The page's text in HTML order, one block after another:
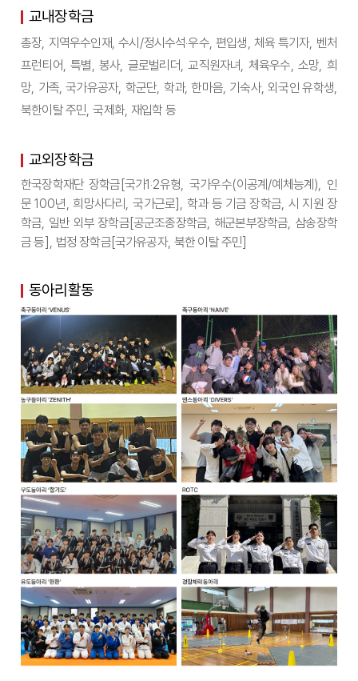
교내장학금
총장, 지역우수인재,수시 /정시수석‧우수, 편입생, 체육 특기자, 벤처
프런티어,특별,봉사, 글로벌리더,교직원자녀, 체육우수, 소망, 희
망, 가족,국가유공자, 학군단, 학과, 한마음, 기숙사,외국인 유학생,
북한이탈 주민,국제화, 재입학 등
교외장학금
한국장학재단 장학금 국가1 ‧2유형, 국가우수(이공계 /예체능계 ), 인
문100년,희망사다리 ,국가근로 ],학과 등 기금 장학금, 시 지원 장
학금, 일반 외부 장학금[ 공군조종장학금, 해군본부장학금, 삼송장학
금 등 ], 법정 장학금[ 국가유공자, 북한 이탈 주민
동아리활동